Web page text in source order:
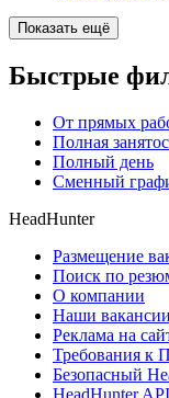
Показать ещё
Быстрые
От прямых
Полная
Полный день
Сменный
HeadHunter
Размещение
Поиск по
О компании
Наши вакансии
Реклама на
Требования к
Безопасный
HeadHunter API